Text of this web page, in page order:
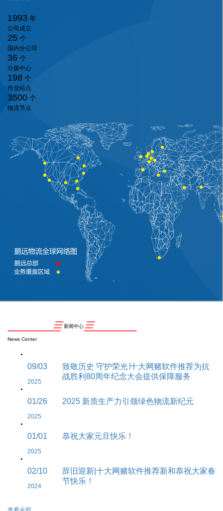
1993 年
公司成立
25 个
国内分公司
36 个
分拨中心
198 个
作业站点
3500 个
物流节点
新闻中心
News Center
09/03
2025
致敬历史 守护荣光∣十大网赌软件推荐为抗
战胜利80周年纪念大会提供保障服务
01/26
2025
2025 新质生产力引领绿色物流新纪元
01/01
2025
恭祝大家元旦快乐！
02/10
2024
辞旧迎新|十大网赌软件推荐新和恭祝大家春
节快乐！